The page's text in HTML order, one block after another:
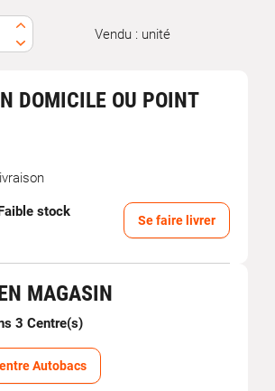
Vendu : unité
DOMICILE OU POINT
stock
Se faire livrer
MAGASIN
3 Centre(s)
Autobacs